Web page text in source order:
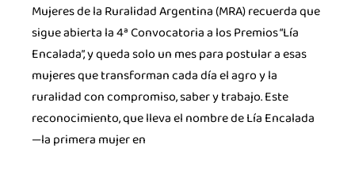
Mujeres de la Ruralidad Argentina (MRA) recuerda que
sigue abierta la 4ª Convocatoria a los Premios “Lía
Encalada”, y queda solo un mes para postular a esas
mujeres que transforman cada día el agro y la
ruralidad con compromiso, saber y trabajo. Este
reconocimiento, que lleva el nombre de Lía Encalada
—la primera mujer en